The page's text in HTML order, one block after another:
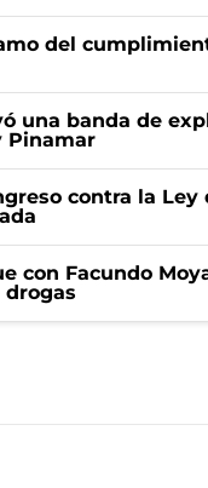
del
una banda de
Pinamar
contra la Ley
con Facundo